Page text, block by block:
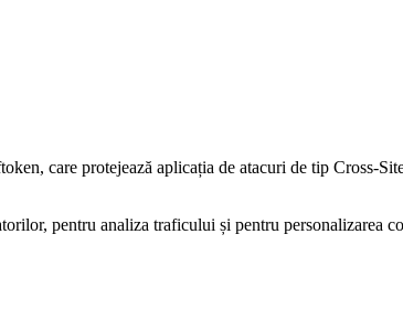
care protejează aplicația de atacuri de tip Cross-
pentru analiza traficului și pentru personalizarea